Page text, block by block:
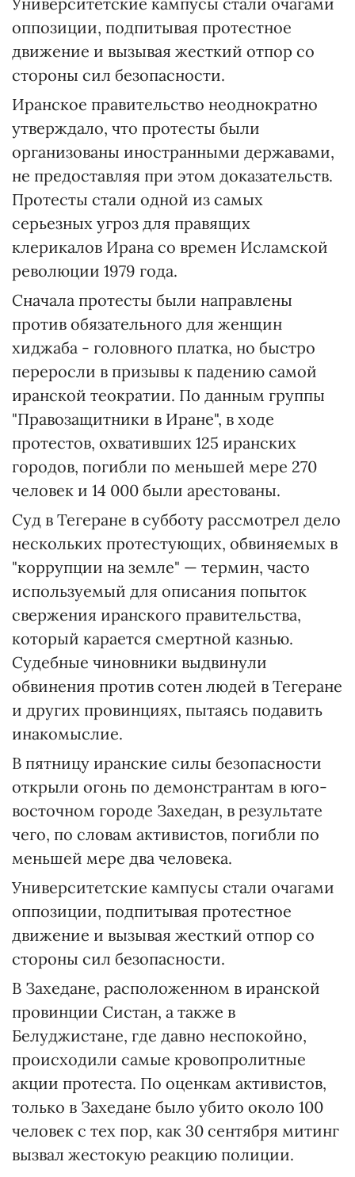
оппозиции, подпитывая протестное
движение и вызывая жесткий отпор со
стороны сил безопасности.
Иранское правительство неоднократно
утверждало, что протесты были
организованы иностранными державами,
не предоставляя при этом доказательств.
Протесты стали одной из самых
серьезных угроз для правящих
клерикалов Ирана со времен Исламской
революции 1979 года.
Сначала протесты были направлены
против обязательного для женщин
хиджаба - головного платка, но быстро
переросли в призывы к падению самой
иранской теократии. По данным группы
"Правозащитники в Иране", в ходе
протестов, охвативших 125 иранских
городов, погибли по меньшей мере 270
человек и 14 000 были арестованы.
Суд в Тегеране в субботу рассмотрел дело
нескольких протестующих, обвиняемых в
"коррупции на земле" — термин, часто
используемый для описания попыток
свержения иранского правительства,
который карается смертной казнью.
Судебные чиновники выдвинули
обвинения против сотен людей в Тегеране
и других провинциях, пытаясь подавить
инакомыслие.
В пятницу иранские силы безопасности
открыли огонь по демонстрантам в юго-
восточном городе Захедан, в результате
чего, по словам активистов, погибли по
меньшей мере два человека.
Университетские кампусы стали очагами
оппозиции, подпитывая протестное
движение и вызывая жесткий отпор со
стороны сил безопасности.
В Захедане, расположенном в иранской
провинции Систан, а также в
Белуджистане, где давно неспокойно,
происходили самые кровопролитные
акции протеста. По оценкам активистов,
только в Захедане было убито около 100
человек с тех пор, как 30 сентября митинг
вызвал жестокую реакцию полиции.